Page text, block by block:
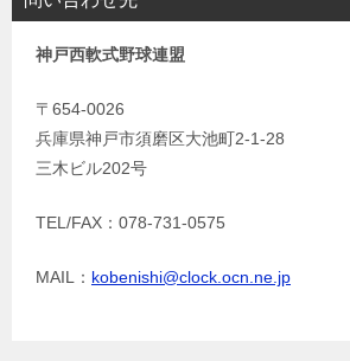
神戸西軟式野球連盟
〒654-0026
兵庫県神戸市須磨区大池町2-1-28
三木ビル202号
TEL/FAX：078-731-0575
MAIL： kobenishi@clock.ocn.ne.jp